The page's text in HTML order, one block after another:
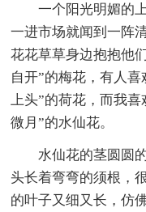
一个阳光明媚的
一进市场就闻到一阵
花花草草身边抱抱他
自开”的梅花，有人
上头”的荷花，而我
微月”的水仙花。
水仙花的茎圆圆
头长着弯弯的须根，
的叶子又细又长，仿